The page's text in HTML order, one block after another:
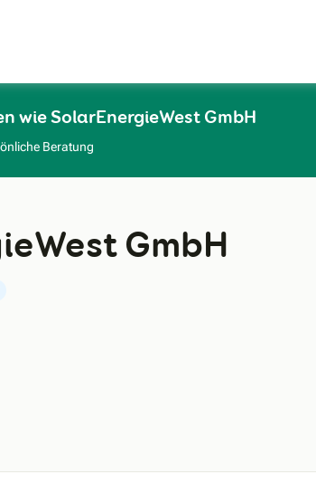
wie SolarEnergieWest GmbH
Beratung
GmbH